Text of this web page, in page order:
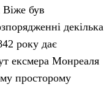
був
декілька
року дає
ексмера Монреаля
просторому